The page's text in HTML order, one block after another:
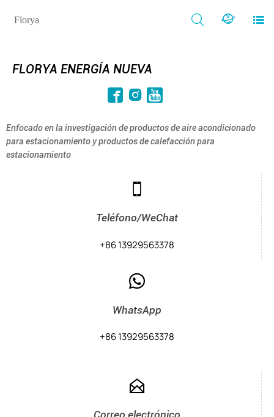
Florya   
FLORYA ENERGÍA NUEVA
  
Enfocado en la investigación de productos de aire acondicionado
para estacionamiento y productos de calefacción para
estacionamiento

Teléfono/WeChat
+86 13929563378

WhatsApp
+86 13929563378

Correo electrónico